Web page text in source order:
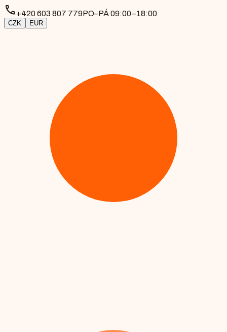
phone+420 603 807 779PO–PÁ 09:00–18:00
CZK EUR